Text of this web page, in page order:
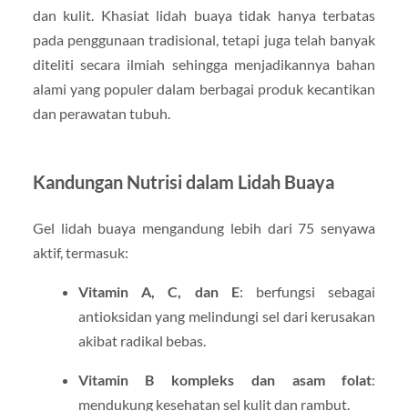
dan kulit. Khasiat lidah buaya tidak hanya terbatas
pada penggunaan tradisional, tetapi juga telah banyak
diteliti secara ilmiah sehingga menjadikannya bahan
alami yang populer dalam berbagai produk kecantikan
dan perawatan tubuh.
Kandungan Nutrisi dalam Lidah Buaya
Gel lidah buaya mengandung lebih dari 75 senyawa
aktif, termasuk:
Vitamin A, C, dan E: berfungsi sebagai
antioksidan yang melindungi sel dari kerusakan
akibat radikal bebas.
Vitamin B kompleks dan asam folat:
mendukung kesehatan sel kulit dan rambut.